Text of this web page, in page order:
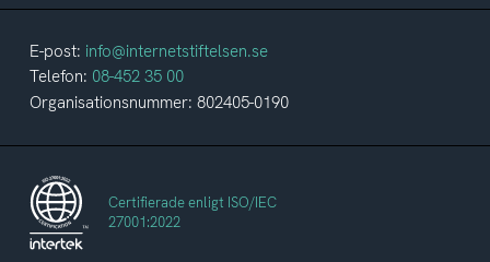
E-post: info@internetstiftelsen.se
Telefon: 08-452 35 00
Organisationsnummer: 802405-0190
Certifierade enligt ISO/IEC
27001:2022